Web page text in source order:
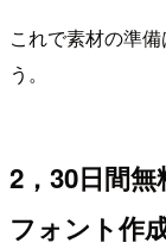
これで素材の準
う。
2，30日間
フォント作